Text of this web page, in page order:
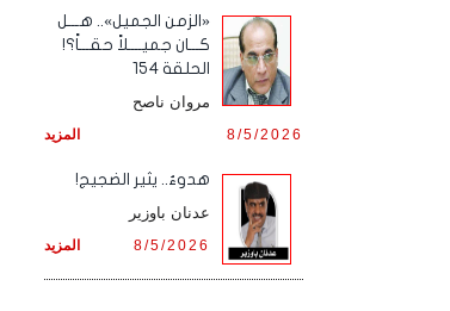
«الزمن الجميل».. هـــل
كـــان جميــــلاً حقـــاً؟!
الحلقة 154
مروان ناصح
المزيد 8/5/2026
هدوءٌ.. يثير الضجيج!
عدنان باوزير
المزيد 8/5/2026